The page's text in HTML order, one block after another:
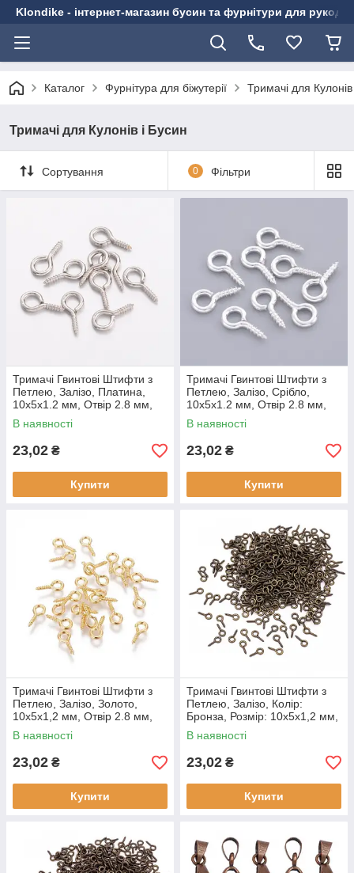
Klondike - інтернет-магазин бусин та фурнітури для
Каталог Фурнітура для біжутерії Тримачі для
Тримачі для Кулонів і Бусин
Сортування 0 Фільтри
Тримачі Гвинтові Штифти з
Петлею, Залізо, Платина,
10х5х1.2 мм, Отвір 2.8 мм,
(50 шт.)
В наявності
23,02 ₴
Купити
Тримачі Гвинтові Штифти з
Петлею, Залізо, Срібло,
10х5х1.2 мм, Отвір 2.8 мм,
(50 шт.)
В наявності
23,02 ₴
Купити
Тримачі Гвинтові Штифти з
Петлею, Залізо, Золото,
10х5х1,2 мм, Отвір 2.8 мм,
(50 шт.)
В наявності
23,02 ₴
Купити
Тримачі Гвинтові Штифти з
Петлею, Залізо, Колір:
Бронза, Розмір: 10х5х1,2 мм,
(50 шт.)
В наявності
23,02 ₴
Купити